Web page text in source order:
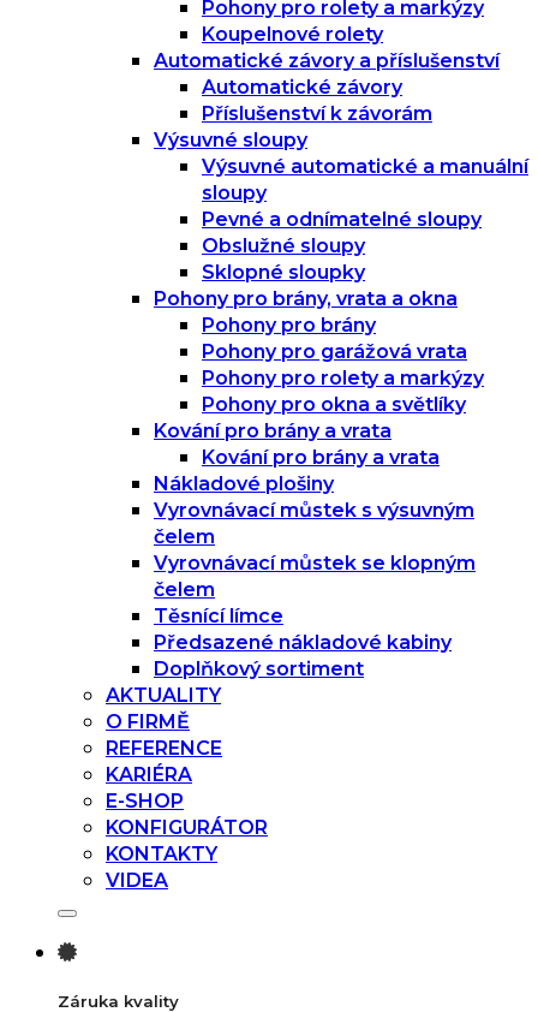
Pohony pro rolety a markýzy
Koupelnové rolety
Automatické závory a příslušenství
Automatické závory
Příslušenství k závorám
Výsuvné sloupy
Výsuvné automatické a manuální
sloupy
Pevné a odnímatelné sloupy
Obslužné sloupy
Sklopné sloupky
Pohony pro brány, vrata a okna
Pohony pro brány
Pohony pro garážová vrata
Pohony pro rolety a markýzy
Pohony pro okna a světlíky
Kování pro brány a vrata
Kování pro brány a vrata
Nákladové plošiny
Vyrovnávací můstek s výsuvným
čelem
Vyrovnávací můstek se klopným
čelem
Těsnící límce
Předsazené nákladové kabiny
Doplňkový sortiment
AKTUALITY
O FIRMĚ
REFERENCE
KARIÉRA
E-SHOP
KONFIGURÁTOR
KONTAKTY
VIDEA
Záruka kvality